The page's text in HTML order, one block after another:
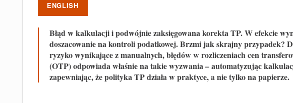
ENGLISH
Błąd w kalkulacji i podwójnie zaksięgowana korekta TP. W efekcie
doszacowanie na kontroli podatkowej. Brzmi jak skrajny przypadek?
ryzyko wynikające z manualnych, błędów w rozliczeniach cen
(OTP) odpowiada właśnie na takie wyzwania – automatyzując
zapewniając, że polityka TP działa w praktyce, a nie tylko na papierze.